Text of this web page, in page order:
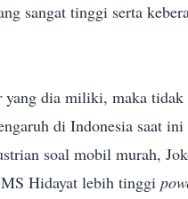
sangat tinggi serta
yang dia miliki, maka tidak
di Indonesia saat
soal mobil murah,
Hidayat lebih tinggi